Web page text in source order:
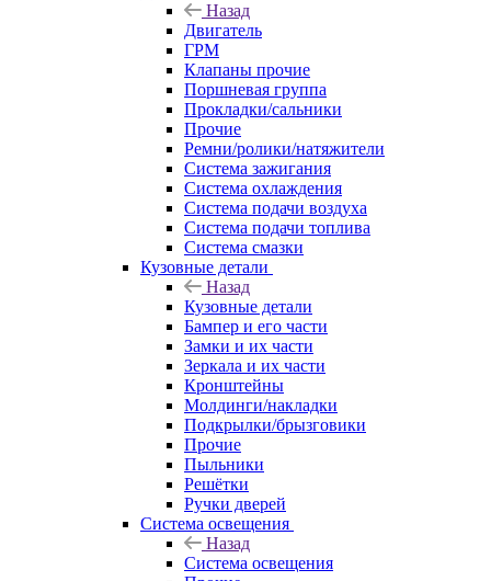
Назад
Двигатель
ГРМ
Клапаны прочие
Поршневая группа
Прокладки/сальники
Прочие
Ремни/ролики/натяжители
Система зажигания
Система охлаждения
Система подачи воздуха
Система подачи топлива
Система смазки
Кузовные детали
Назад
Кузовные детали
Бампер и его части
Замки и их части
Зеркала и их части
Кронштейны
Молдинги/накладки
Подкрылки/брызговики
Прочие
Пыльники
Решётки
Ручки дверей
Система освещения
Назад
Система освещения